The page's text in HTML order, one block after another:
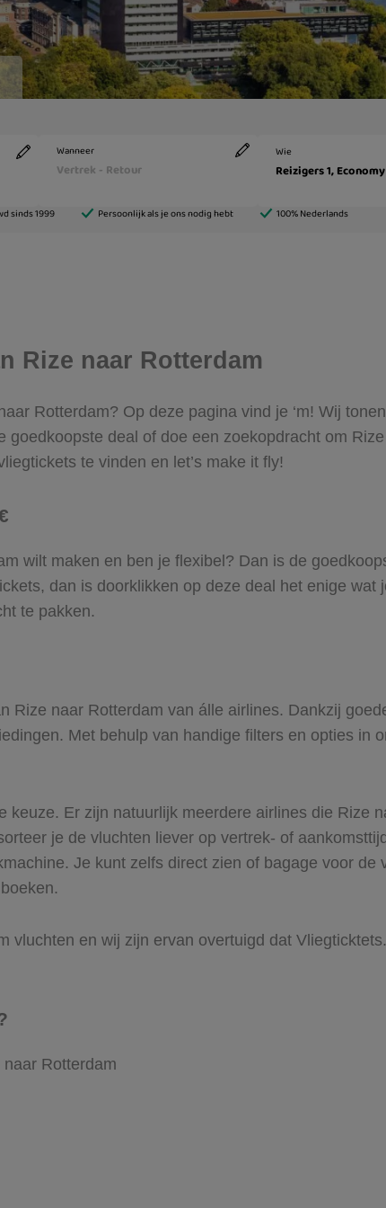
Rize naar Rotterdam
Rotterdam? Op deze pagina vind je ‘m! Wij
deal of doe een zoekopdracht om
te vinden en let’s make it fly!
wilt maken en ben je flexibel? Dan is de
dan is doorklikken op deze deal het enige wat
te pakken.
Rize naar Rotterdam van álle airlines. Dankzij
Met behulp van handige filters en opties in
Er zijn natuurlijk meerdere airlines die Rize
je de vluchten liever op vertrek- of
Je kunt zelfs direct zien of bagage voor de
vluchten en wij zijn ervan overtuigd dat
Rotterdam